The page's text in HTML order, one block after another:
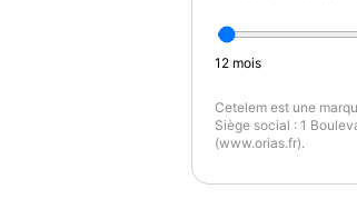
12 mois
Cetelem est une
Siège social : 1
(www.orias.fr).